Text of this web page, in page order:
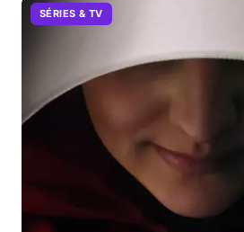
SÉRIES & TV